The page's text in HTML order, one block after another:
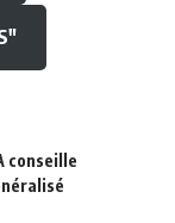
conseille